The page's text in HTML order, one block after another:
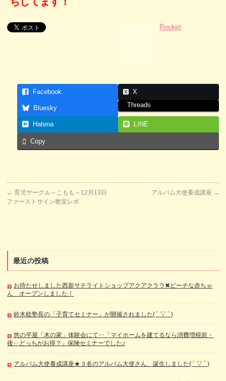
Pocket
Facebook X
Bluesky Threads
Hatena LINE
Copy
← 育児サークル～こもも～12月13日
ファーストサイン教室レポ
アルバム大使養成講座 →
最近の投稿
お待たせしました西新サテライトショップアクアクララ✖ピーチな赤ちゃ
ん オープンしました！
鈴木稔塾長の「子育てセミナー」が開催されました( ´ ▽ ` )
悠の平屋「木の家」体験会にて‥「マイホームを建てるなら消費増税前・
後‥どっちがお得？」保険セミナーでした♪
アルバム大使養成講座★３名のアルバム大使さん、誕生しました( ´ ▽ ` )